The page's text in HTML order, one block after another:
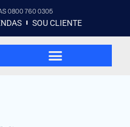
0800 760 0305
SOU CLIENTE